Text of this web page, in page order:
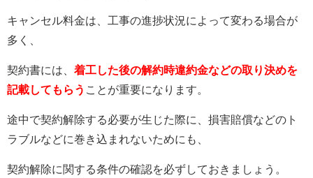
キャンセル料金は、工事の進捗状況によって変わる場合が
多く、
契約書には、 着工した後の解約時違約金などの取り決めを
記載してもらう ことが重要になります。
途中で契約解除する必要が生じた際に、損害賠償などのト
ラブルなどに巻き込まれないためにも、
契約解除に関する条件の確認を必ずしておきましょう。